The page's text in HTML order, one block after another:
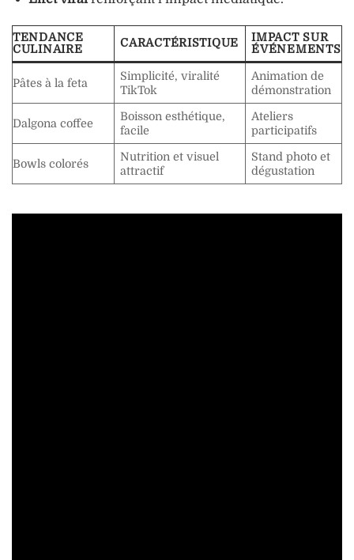
TENDANCE
CULINAIRE
CARACTÉRISTIQUE
IMPACT SUR
ÉVÉNEMENTS
Pâtes à la feta
Simplicité, viralité
TikTok
Animation de
démonstration
Dalgona coffee
Boisson esthétique,
facile
Ateliers
participatifs
Bowls colorés
Nutrition et visuel
attractif
Stand photo et
dégustation